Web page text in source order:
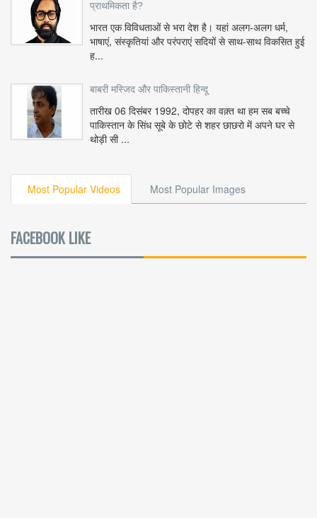
प्राथमिकता है?
भारत एक विविधताओं से भरा देश है। यहां अलग-अलग धर्म,
भाषाएं, संस्कृतियां और परंपराएं सदियों से साथ-साथ विकसित हुई
ह...
बाबरी मस्जिद और पाकिस्तानी हिन्दू
तारीख 06 दिसंबर 1992, दोपहर का वक़्त था हम सब बच्चे
पाकिस्तान के सिंध सूबे के छोटे से शहर छाछरो में अपने घर से
थोड़ी सी ...
Most Popular Videos Most Popular Images
FACEBOOK LIKE